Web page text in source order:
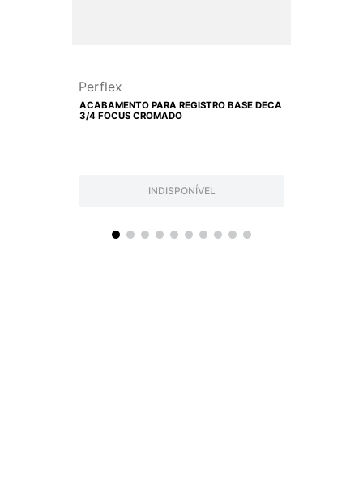
Perflex
ACABAMENTO PARA REGISTRO BASE DECA
3/4 FOCUS CROMADO
INDISPONÍVEL